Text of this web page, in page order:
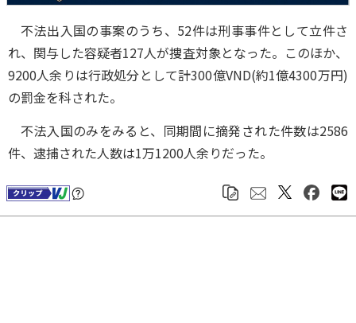
不法出入国の事案のうち、52件は刑事事件として立件さ
れ、関与した容疑者127人が捜査対象となった。このほか、
9200人余りは行政処分として計300億VND(約1億4300万円)
の罰金を科された。
不法入国のみをみると、同期間に摘発された件数は2586
件、逮捕された人数は1万1200人余りだった。